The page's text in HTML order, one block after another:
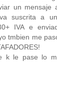
un mensaje
suscrita a
IVA e
tmbien me
k le pase lo